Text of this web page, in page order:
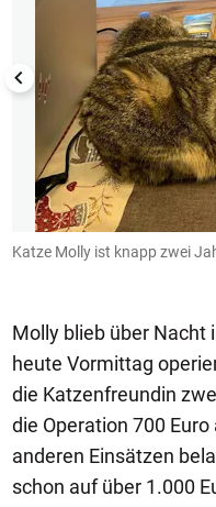
Katze Molly ist knapp zwei
Molly blieb über Nacht
heute Vormittag
die Katzenfreundin
die Operation 700
anderen Einsätzen
schon auf über 1.000